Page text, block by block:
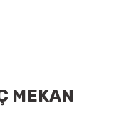
MEKAN